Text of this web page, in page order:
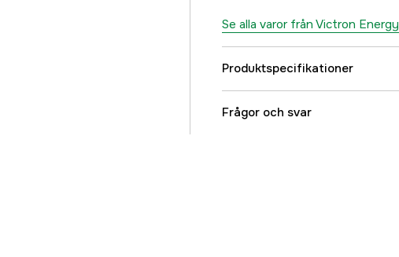
Se alla varor från Victron Energy
Produktspecifikationer
Referensnummer
Frågor och svar